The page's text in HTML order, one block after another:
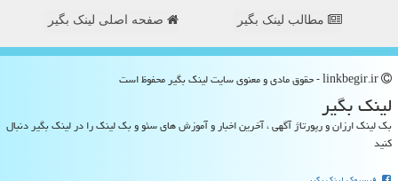
مطالب لینک بگیر صفحه اصلی لینک بگیر
لینك بگیر
بک لینک ارزان و رپورتاژ آگهی ، آخرین اخبار و آموزش های سئو و بک لینک را در لینک بگیر دنبال
کنید